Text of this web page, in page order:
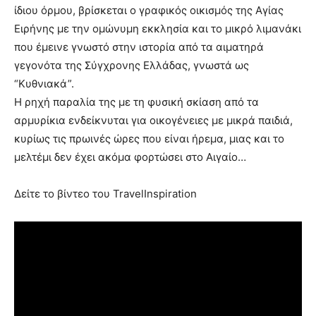
ίδιου όρμου, βρίσκεται ο γραφικός οικισμός της Αγίας
Ειρήνης με την ομώνυμη εκκλησία και το μικρό λιμανάκι
που έμεινε γνωστό στην ιστορία από τα αιματηρά
γεγονότα της Σύγχρονης Ελλάδας, γνωστά ως
“Κυθνιακά”.
Η ρηχή παραλία της με τη φυσική σκίαση από τα
αρμυρίκια ενδείκνυται για οικογένειες με μικρά παιδιά,
κυρίως τις πρωινές ώρες που είναι ήρεμα, μιας και το
μελτέμι δεν έχει ακόμα φορτώσει στο Αιγαίο…
Δείτε το βίντεο του TravelInspiration